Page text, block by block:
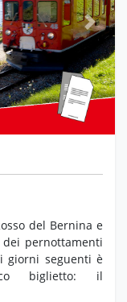
Next
del Bernina e
pernottamenti
giorni seguenti è
biglietto: il